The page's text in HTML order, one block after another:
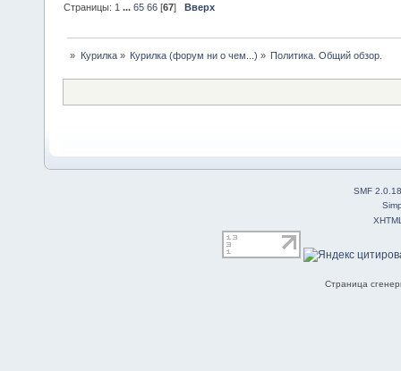
Страницы: 1 ...65 66 [67]Вверх
» Курилка» Курилка (форум ни о чем...) » Политика. Общий обзор.
SMF 2.0.18
Страница